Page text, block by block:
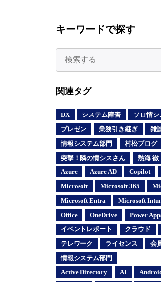
キーワードで探す
関連タグ
DX システム障害 ソロ情シ
プレゼン
業務引き継ぎ 雑
情報システム部門
村松ブログ
突撃！隣の情シスさん
熱海 徹
Azure
Azure AD Copilot
Microsoft
Microsoft 365
Microsoft Entra
Microsoft
Office
OneDrive Power
イベントレポート
クラウド
テレワーク
ライセンス
会
情報システム部門
Active Directory
AI